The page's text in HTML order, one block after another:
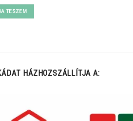
was:
12790 Ft.
TESZEM
HÁZHOZSZÁLLÍTJA A: